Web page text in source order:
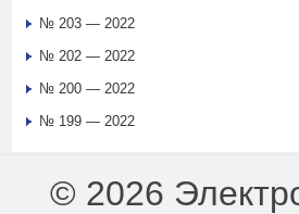
№ 203 — 2022
№ 202 — 2022
№ 200 — 2022
№ 199 — 2022
© 2026